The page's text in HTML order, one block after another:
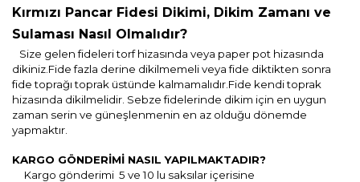
Kırmızı Pancar Fidesi Dikimi, Dikim Zamanı ve
Sulaması Nasıl Olmalıdır?
Size gelen fideleri torf hizasında veya paper pot hizasında
dikiniz.Fide fazla derine dikilmemeli veya fide diktikten sonra
fide toprağı toprak üstünde kalmamalıdır.Fide kendi toprak
hizasında dikilmelidir. Sebze fidelerinde dikim için en uygun
zaman serin ve güneşlenmenin en az olduğu dönemde
yapmaktır.
KARGO GÖNDERİMİ NASIL YAPILMAKTADIR?
Kargo gönderimi 5 ve 10 lu saksılar içerisine